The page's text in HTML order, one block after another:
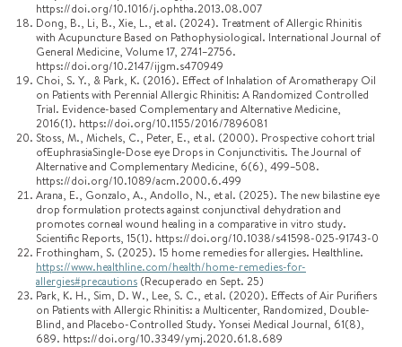
https://doi.org/10.1016/j.ophtha.2013.08.007
Dong, B., Li, B., Xie, L., et al. (2024). Treatment of Allergic Rhinitis
with Acupuncture Based on Pathophysiological. International Journal of
General Medicine, Volume 17, 2741–2756.
https://doi.org/10.2147/ijgm.s470949
Choi, S. Y., & Park, K. (2016). Effect of Inhalation of Aromatherapy Oil
on Patients with Perennial Allergic Rhinitis: A Randomized Controlled
Trial. Evidence-based Complementary and Alternative Medicine,
2016(1). https://doi.org/10.1155/2016/7896081
Stoss, M., Michels, C., Peter, E., et al. (2000). Prospective cohort trial
ofEuphrasiaSingle-Dose eye Drops in Conjunctivitis. The Journal of
Alternative and Complementary Medicine, 6(6), 499–508.
https://doi.org/10.1089/acm.2000.6.499
Arana, E., Gonzalo, A., Andollo, N., et al. (2025). The new bilastine eye
drop formulation protects against conjunctival dehydration and
promotes corneal wound healing in a comparative in vitro study.
Scientific Reports, 15(1). https://doi.org/10.1038/s41598-025-91743-0
Frothingham, S. (2025). 15 home remedies for allergies. Healthline.
https://www.healthline.com/health/home-remedies-for-
allergies#precautions (Recuperado en Sept. 25)
Park, K. H., Sim, D. W., Lee, S. C., et al. (2020). Effects of Air Purifiers
on Patients with Allergic Rhinitis: a Multicenter, Randomized, Double-
Blind, and Placebo-Controlled Study. Yonsei Medical Journal, 61(8),
689. https://doi.org/10.3349/ymj.2020.61.8.689